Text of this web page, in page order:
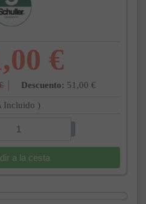
€
Descuento: 51,00 €
Incluido )
a la cesta